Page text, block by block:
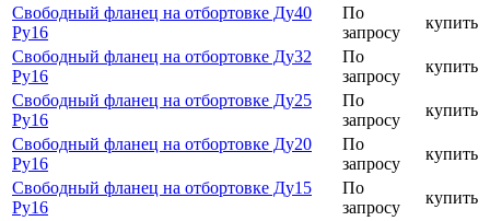
Свободный фланец на отбортовке Ду40
Ру16
По
запросу
купить
Свободный фланец на отбортовке Ду32
Ру16
По
запросу
купить
Свободный фланец на отбортовке Ду25
Ру16
По
запросу
купить
Свободный фланец на отбортовке Ду20
Ру16
По
запросу
купить
Свободный фланец на отбортовке Ду15
Ру16
По
запросу
купить